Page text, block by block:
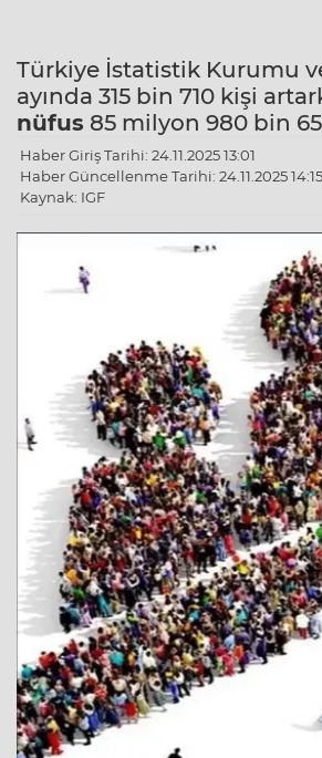
Türkiye İstatistik Kurumu
ayında 315 bin 710 kişi
nüfus 85 milyon 980 bin
Haber Giriş Tarihi: 24.11.2025 13:01
Haber Güncellenme Tarihi: 24.11.2025 14:15
Kaynak: IGF